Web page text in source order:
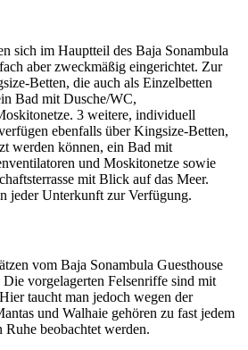
sich im Hauptteil des Baja Sonambula
aber zweckmäßig eingerichtet. Zur
Betten, die auch als Einzelbetten
Bad mit Dusche/WC,
3 weitere, individuell
ebenfalls über Kingsize-Betten,
werden können, ein Bad mit
und Moskitonetze sowie
mit Blick auf das Meer.
jeder Unterkunft zur Verfügung.
vom Baja Sonambula Guesthouse
vorgelagerten Felsenriffe sind mit
taucht man jedoch wegen der
und Walhaie gehören zu fast jedem
beobachtet werden.